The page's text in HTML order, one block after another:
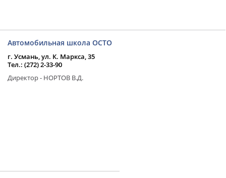
Автомобильная школа ОСТО
г. Усмань, ул. К. Маркса, 35
Тел.: (272) 2-33-90
Директор - НОРТОВ В.Д.